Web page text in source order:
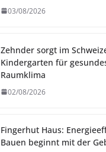
03/08/2026
Zehnder sorgt im
Kindergarten für
Raumklima
02/08/2026
Fingerhut Haus:
Bauen beginnt mit der